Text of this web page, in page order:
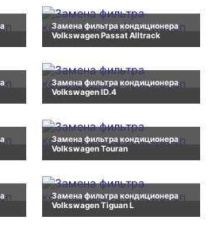
Замена фильтра кондиционера
Volkswagen Passat Alltrack
Замена фильтра кондиционера
Volkswagen ID.4
Замена фильтра кондиционера
Volkswagen Touran
Замена фильтра кондиционера
Volkswagen Tiguan L